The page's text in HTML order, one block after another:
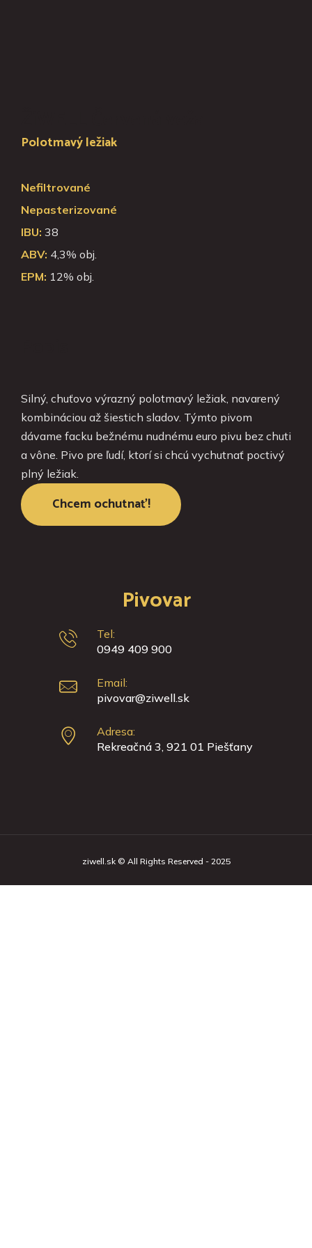
Polotmavý ležiak
Nefiltrované
Nepasterizované
IBU: 38
ABV: 4,3% obj.
EPM: 12% obj.
Silný, chuťovo výrazný polotmavý ležiak, navarený
kombináciou až šiestich sladov. Týmto pivom
dávame facku bežnému nudnému euro pivu bez chuti
a vône. Pivo pre ľudí, ktorí si chcú vychutnať poctivý
plný ležiak.
Chcem ochutnať!
Pivovar
Tel:
0949 409 900
Email:
pivovar@ziwell.sk
Adresa:
Rekreačná 3, 921 01 Piešťany
ziwell.sk © All Rights Reserved - 2025